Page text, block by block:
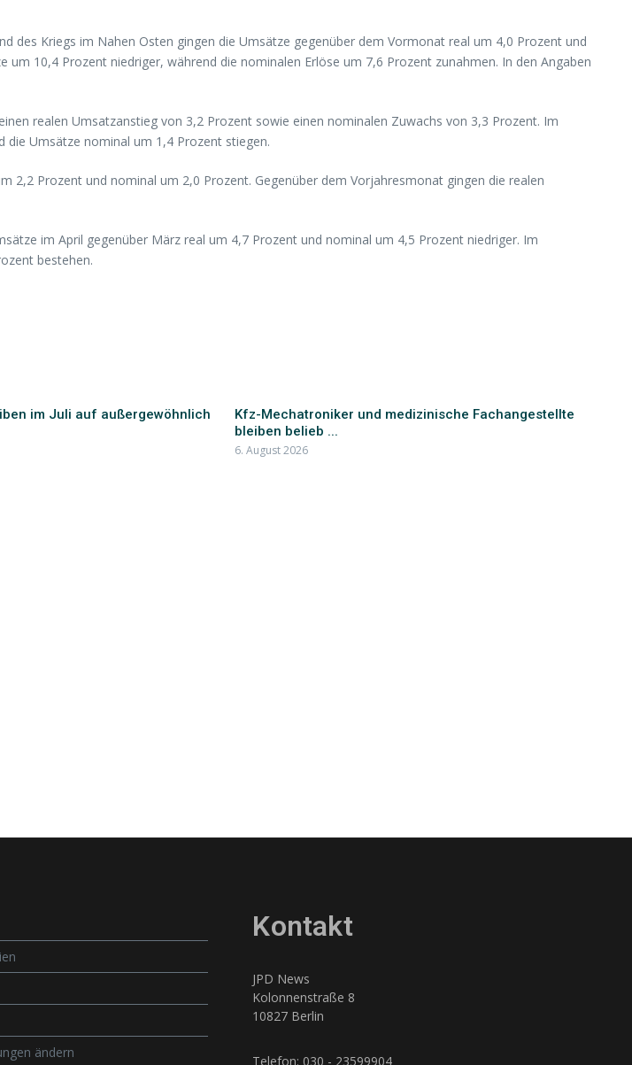
des Kriegs im Nahen Osten gingen die Umsätze gegenüber dem Vormonat real um 4,0 Prozent und
10,4 Prozent niedriger, während die nominalen Erlöse um 7,6 Prozent zunahmen. In den Angaben
realen Umsatzanstieg von 3,2 Prozent sowie einen nominalen Zuwachs von 3,3 Prozent. Im
die Umsätze nominal um 1,4 Prozent stiegen.
Prozent und nominal um 2,0 Prozent. Gegenüber dem Vorjahresmonat gingen die realen
im April gegenüber März real um 4,7 Prozent und nominal um 4,5 Prozent niedriger. Im
bestehen.
im Juli auf außergewöhnlich
Kfz-Mechatroniker und medizinische Fachangestellte
bleiben belieb ...
6. August 2026
ändern
Kontakt
JPD News
Kolonnenstraße 8
10827 Berlin
Telefon: 030 - 23599904